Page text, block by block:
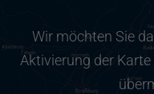
Wir möchten Sie
Aktivierung der